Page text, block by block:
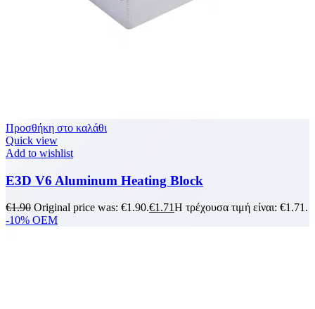
Προσθήκη στο καλάθι
Quick view
Add to wishlist
E3D V6 Aluminum Heating Block
€1.90 Original price was: €1.90.€1.71Η τρέχουσα τιμή είναι: €1.71.
-10% OEM